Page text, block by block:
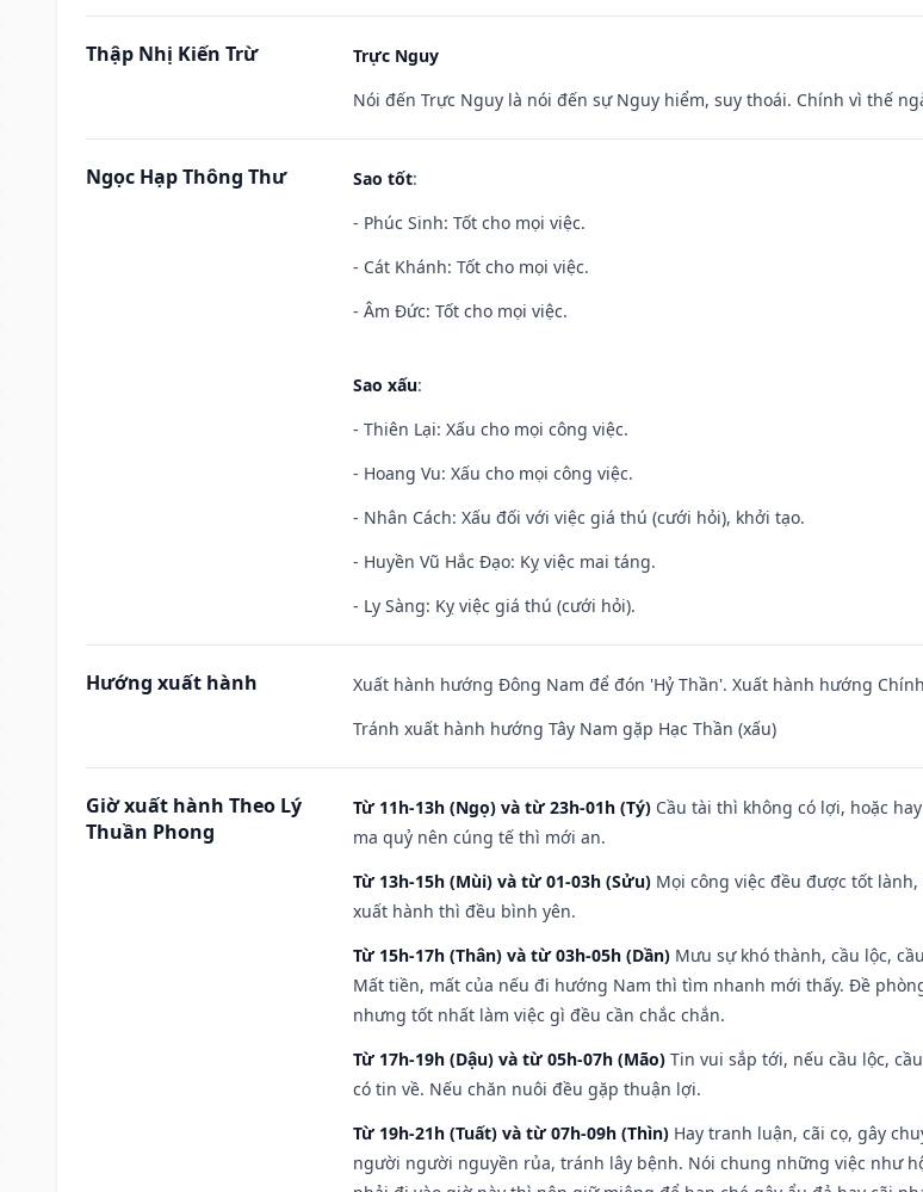
Thập Nhị Kiến Trừ
Trực Nguy
Nói đến Trực Nguy là nói đến sự Nguy hiểm, suy thoái. Chính vì thế
Ngọc Hạp Thông Thư Sao tốt:
- Phúc Sinh: Tốt cho mọi việc.
- Cát Khánh: Tốt cho mọi việc.
- Âm Đức: Tốt cho mọi việc.
Sao xấu:
- Thiên Lại: Xấu cho mọi công việc.
- Hoang Vu: Xấu cho mọi công việc.
- Nhân Cách: Xấu đối với việc giá thú (cưới hỏi), khởi tạo.
- Huyền Vũ Hắc Đạo: Kỵ việc mai táng.
- Ly Sàng: Kỵ việc giá thú (cưới hỏi).
Hướng xuất hành
Xuất hành hướng Đông Nam để đón 'Hỷ Thần'. Xuất hành hướng
Tránh xuất hành hướng Tây Nam gặp Hạc Thần (xấu)
Giờ xuất hành Theo Lý
Thuần Phong
Từ 11h-13h (Ngọ) và từ 23h-01h (Tý) Cầu tài thì không có lợi, hoặc
ma quỷ nên cúng tế thì mới an.
Từ 13h-15h (Mùi) và từ 01-03h (Sửu) Mọi công việc đều được tốt
xuất hành thì đều bình yên.
Từ 15h-17h (Thân) và từ 03h-05h (Dần) Mưu sự khó thành, cầu lộc,
Mất tiền, mất của nếu đi hướng Nam thì tìm nhanh mới thấy. Đề
nhưng tốt nhất làm việc gì đều cần chắc chắn.
Từ 17h-19h (Dậu) và từ 05h-07h (Mão) Tin vui sắp tới, nếu cầu lộc,
có tin về. Nếu chăn nuôi đều gặp thuận lợi.
Từ 19h-21h (Tuất) và từ 07h-09h (Thìn) Hay tranh luận, cãi cọ, gây
người người nguyền rủa, tránh lây bệnh. Nói chung những việc như